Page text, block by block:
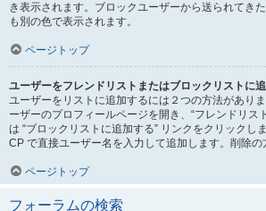
き表示されます。ブロックユーザーから送られてき
も別の色で表示されます。
ページトップ
ユーザーをフレンドリストまたはブロックリストに
ユーザーをリストに追加するには２つの方法があり
ーザーのプロフィールページを開き、“フレンドリス
は “ブロックリストに追加する” リンクをクリックし
CP で直接ユーザー名を入力して追加します。削除の
ページトップ
フォーラムの検索